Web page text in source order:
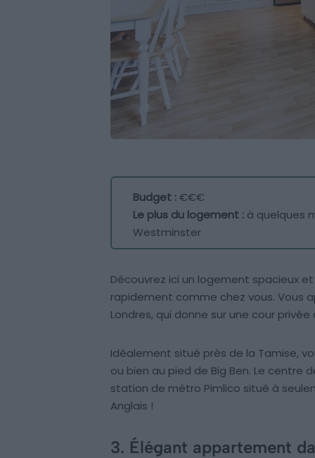
Budget :€€€
Le plus du logement : à quelques
Westminster
Découvrez ici un logement spacieux
rapidement comme chez vous. Vous
Londres, qui donne sur une cour
Idéalement situé près de la Tamise,
ou bien au pied de Big Ben. Le centre
station de métro Pimlico situé à
Anglais !
3. Élégant appartement